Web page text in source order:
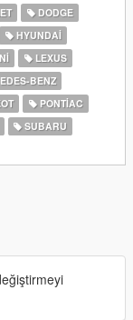
DODGE
HYUNDAI
LEXUS
BENZ
PONTIAC
SUBARU